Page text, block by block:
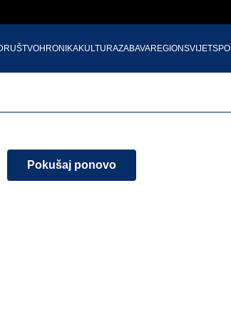
HRONIKAKULTURAZABAVAREGIONSVIJET
Pokušaj ponovo